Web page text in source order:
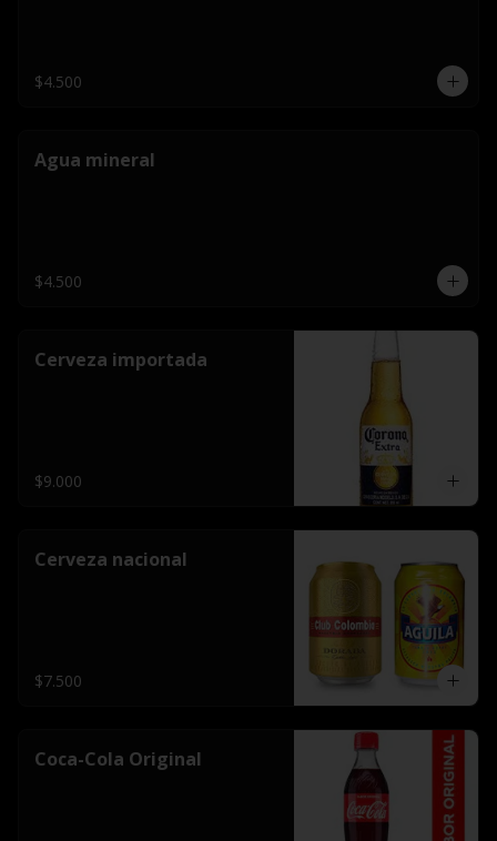
$4.500
Agua mineral
$4.500
Cerveza importada
$9.000
Cerveza nacional
$7.500
Coca-Cola Original